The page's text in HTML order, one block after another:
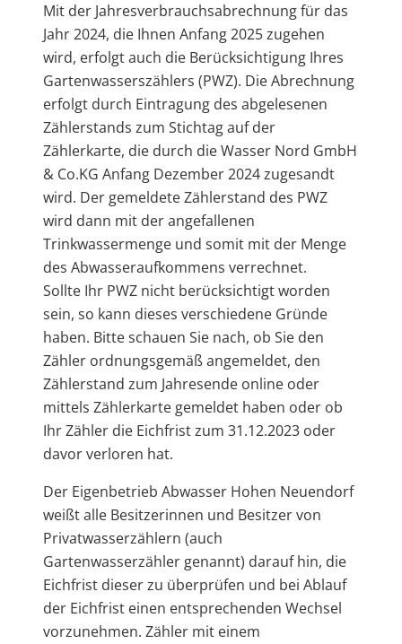
Mit der Jahresverbrauchsabrechnung für das
Jahr 2024, die Ihnen Anfang 2025 zugehen
wird, erfolgt auch die Berücksichtigung Ihres
Gartenwasserszählers (PWZ). Die Abrechnung
erfolgt durch Eintragung des abgelesenen
Zählerstands zum Stichtag auf der
Zählerkarte, die durch die Wasser Nord GmbH
& Co.KG Anfang Dezember 2024 zugesandt
wird. Der gemeldete Zählerstand des PWZ
wird dann mit der angefallenen
Trinkwassermenge und somit mit der Menge
des Abwasseraufkommens verrechnet.
Sollte Ihr PWZ nicht berücksichtigt worden
sein, so kann dieses verschiedene Gründe
haben. Bitte schauen Sie nach, ob Sie den
Zähler ordnungsgemäß angemeldet, den
Zählerstand zum Jahresende online oder
mittels Zählerkarte gemeldet haben oder ob
Ihr Zähler die Eichfrist zum 31.12.2023 oder
davor verloren hat.
Der Eigenbetrieb Abwasser Hohen Neuendorf
weißt alle Besitzerinnen und Besitzer von
Privatwasserzählern (auch
Gartenwasserzähler genannt) darauf hin, die
Eichfrist dieser zu überprüfen und bei Ablauf
der Eichfrist einen entsprechenden Wechsel
vorzunehmen. Zähler mit einem